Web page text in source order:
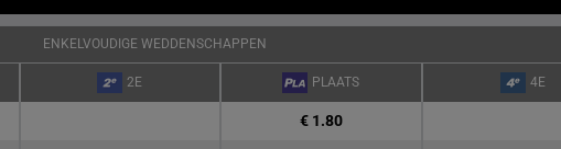
ENKELVOUDIGE WEDDENSCHAPPEN
2E PLAATS 4E
€ 1.80